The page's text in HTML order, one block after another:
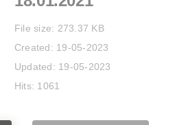
File size: 273.37 KB
Created: 19-05-2023
Updated: 19-05-2023
Hits: 1061